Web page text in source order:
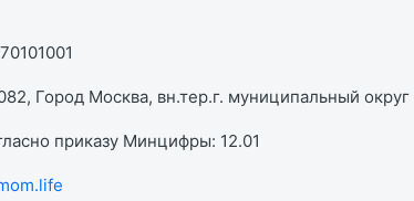
Город Москва, вн.тер.г. муниципальный
приказу Минцифры: 12.01